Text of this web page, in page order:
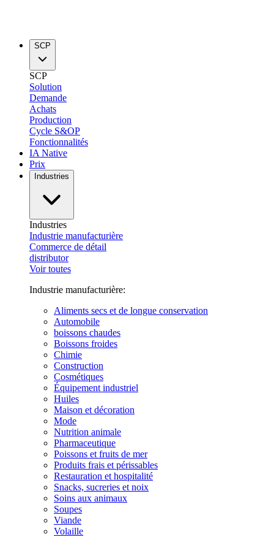
SCP
SCP
Solution
Demande
Achats
Production
Cycle S&OP
Fonctionnalités
IA Native
Prix
Industries
Industries
Industrie manufacturière
Commerce de détail
distributor
Voir toutes
Industrie manufacturière:
Aliments secs et de longue conservation
Automobile
boissons chaudes
Boissons froides
Chimie
Construction
Cosmétiques
Équipement industriel
Huiles
Maison et décoration
Mode
Nutrition animale
Pharmaceutique
Poissons et fruits de mer
Produits frais et périssables
Restauration et hospitalité
Snacks, sucreries et noix
Soins aux animaux
Soupes
Viande
Volaille